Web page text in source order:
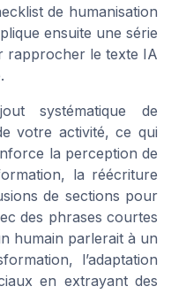
de humanisation
ensuite une série
rapprocher le texte IA
systématique de
votre activité, ce qui
la perception de
la réécriture
de sections pour
des phrases courtes
humain parlerait à un
l’adaptation
en extrayant des